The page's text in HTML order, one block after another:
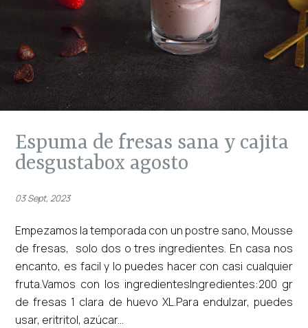
espuma de fresas sana y cajita
desgustabox agosto
03 Sept, 2023
Empezamos la temporada con un postre sano, Mousse
de fresas, solo dos o tres ingredientes. En casa nos
encanto, es facil y lo puedes hacer con casi cualquier
fruta.Vamos con los ingredientesIngredientes:200 gr
de fresas 1 clara de huevo XL.Para endulzar, puedes
usar, eritritol, azúcar...